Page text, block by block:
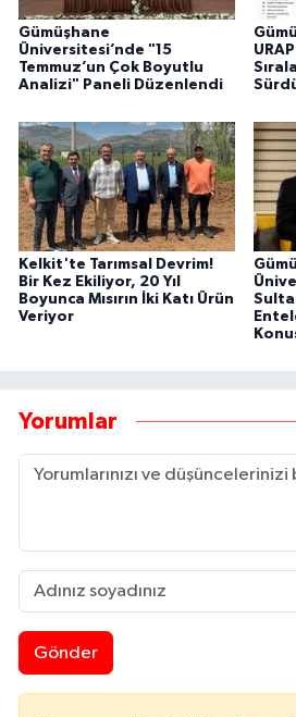
Gümüşhane
Üniversitesi’nde "15
Temmuz’un Çok Boyutlu
Analizi" Paneli Düzenlendi
Kelkit'te Tarımsal Devrim!
Bir Kez Ekiliyor, 20 Yıl
Boyunca Mısırın İki Katı Ürün
Veriyor
Yorumlar
Gönder